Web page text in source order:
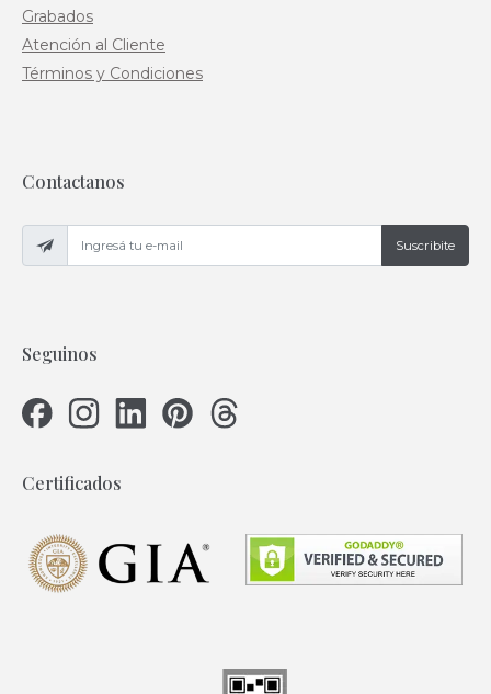
Grabados
Atención al Cliente
Términos y Condiciones
Contactanos
Suscribite
Seguinos
Certificados